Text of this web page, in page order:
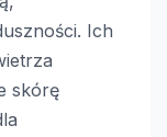
Ich
skórę